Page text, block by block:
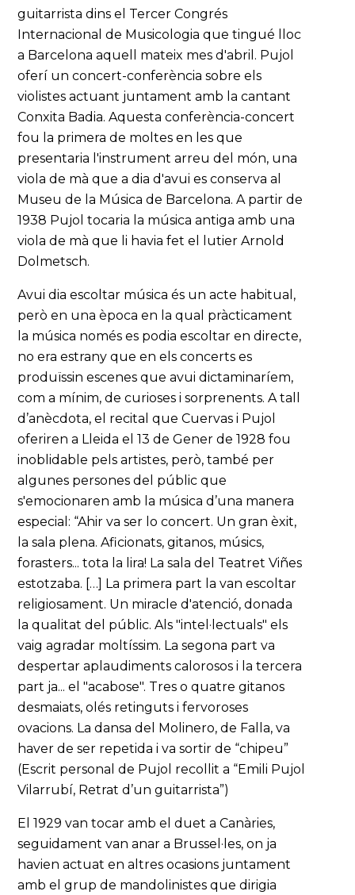
guitarrista dins el Tercer Congrés
Internacional de Musicologia que tingué lloc
a Barcelona aquell mateix mes d'abril. Pujol
oferí un concert-conferència sobre els
violistes actuant juntament amb la cantant
Conxita Badia. Aquesta conferència-concert
fou la primera de moltes en les que
presentaria l'instrument arreu del món, una
viola de mà que a dia d'avui es conserva al
Museu de la Música de Barcelona. A partir de
1938 Pujol tocaria la música antiga amb una
viola de mà que li havia fet el lutier Arnold
Dolmetsch.
Avui dia escoltar música és un acte habitual,
però en una època en la qual pràcticament
la música només es podia escoltar en directe,
no era estrany que en els concerts es
produïssin escenes que avui dictaminaríem,
com a mínim, de curioses i sorprenents. A tall
d’anècdota, el recital que Cuervas i Pujol
oferiren a Lleida el 13 de Gener de 1928 fou
inoblidable pels artistes, però, també per
algunes persones del públic que
s'emocionaren amb la música d’una manera
especial: “Ahir va ser lo concert. Un gran èxit,
la sala plena. Aficionats, gitanos, músics,
forasters... tota la lira! La sala del Teatret Viñes
estotzaba. […] La primera part la van escoltar
religiosament. Un miracle d'atenció, donada
la qualitat del públic. Als "intel·lectuals" els
vaig agradar moltíssim. La segona part va
despertar aplaudiments calorosos i la tercera
part ja... el "acabose". Tres o quatre gitanos
desmaiats, olés retinguts i fervoroses
ovacions. La dansa del Molinero, de Falla, va
haver de ser repetida i va sortir de “chipeu”
(Escrit personal de Pujol recollit a “Emili Pujol
Vilarrubí, Retrat d’un guitarrista”)
El 1929 van tocar amb el duet a Canàries,
seguidament van anar a Brussel·les, on ja
havien actuat en altres ocasions juntament
amb el grup de mandolinistes que dirigia